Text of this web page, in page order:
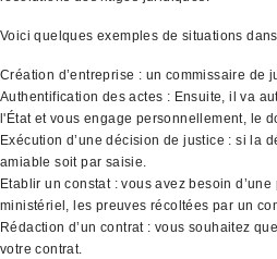
Voici quelques exemples de situations
Création d’entreprise : un commissaire de
Authentification des actes : Ensuite, il va
l'État et vous engage personnellement, le
Exécution d’une décision de justice : si la
amiable soit par saisie.
Etablir un constat : vous avez besoin
ministériel, les preuves récoltées par un
Rédaction d’un contrat : vous souhaitez
votre contrat.